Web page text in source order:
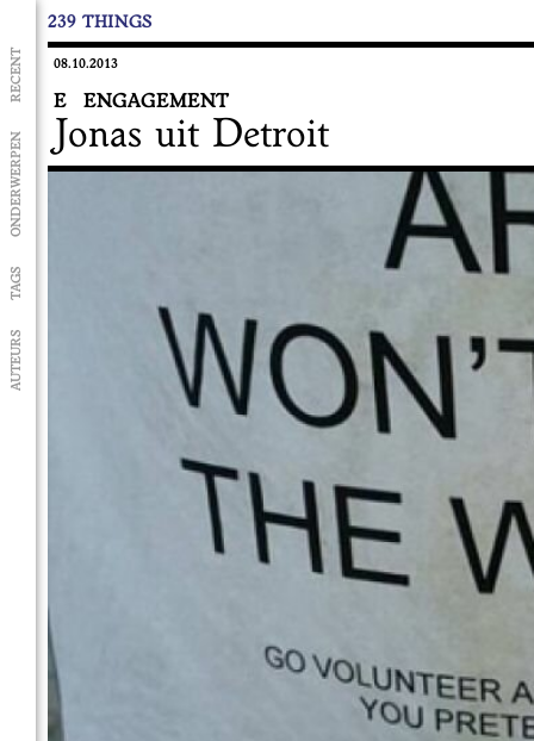
239 THINGS
RECENT
ONDERWERPEN
TAGS
AUTEURS
08.10.2013
E ENGAGEMENT
Jonas uit Detroit